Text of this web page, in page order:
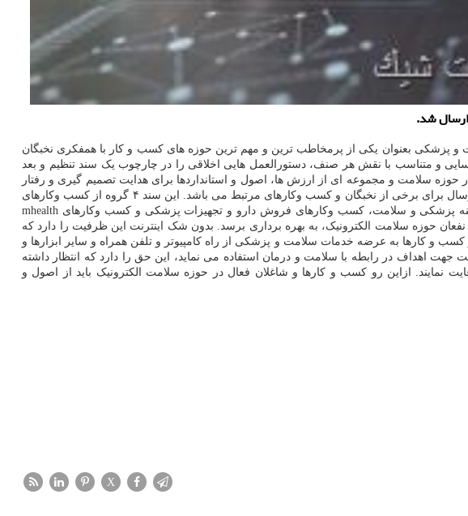
شد.
پزشکی بعنوان یکی از پرمخاطب ترین و مهم ترین حوزه های کسب و کار با همفکری نخبگان
و متناسب با نقش هر صنف، دستورالعمل هایی اخلاقی را در چارچوب یک سند تنظیم و بعد
حوزه سلامت و مجموعه ای از ارزش ها، اصول و استانداردها برای هدایت تصمیم گیری و رفتار
در هنگام بروز مسائل اخلاقی را عرضه می کند. هم اکنون پیش نویس این سند تدوین و به منظور اطمینان از جامعیت آن درحال ارسال برای برخی از نخبگان و کسب وکارهای مرتبط می باشد. این سند ۴ گروه از کسب وکارهای
این حوزه شامل کسب وکارهای عرضه دهنده خدمات مشاوره و درمان از راه دور، کسب وکارهای عرضه دهنده اطلاعات در زمینه پزشکی و سلامت، کسب وکارهای فروش دارو و تجهیزات پزشکی و کسب وکارهای mhealth
حوزه سلامت الکترونیک، به بهره برداری برسد. بدون شک اینترنت این ظرفیت را دارد که
و کارها به عرضه خدمات سلامت و پزشکی از راه کامپیوتر و تلفن همراه و سایر ابزارها و
اهداف در رابطه با سلامت و درمان استفاده می نماید، این حق را دارد که انتظار داشته
نمایند. ازاین رو کسب و کارها و شاغلان فعال در حوزه سلامت الکترونیک باید از اصول و
X